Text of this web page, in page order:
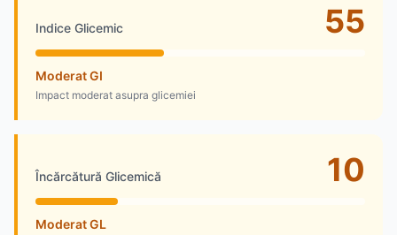
Indice Glicemic 55
Moderat GI
Impact moderat asupra glicemiei
Încărcătură Glicemică 10
Moderat GL